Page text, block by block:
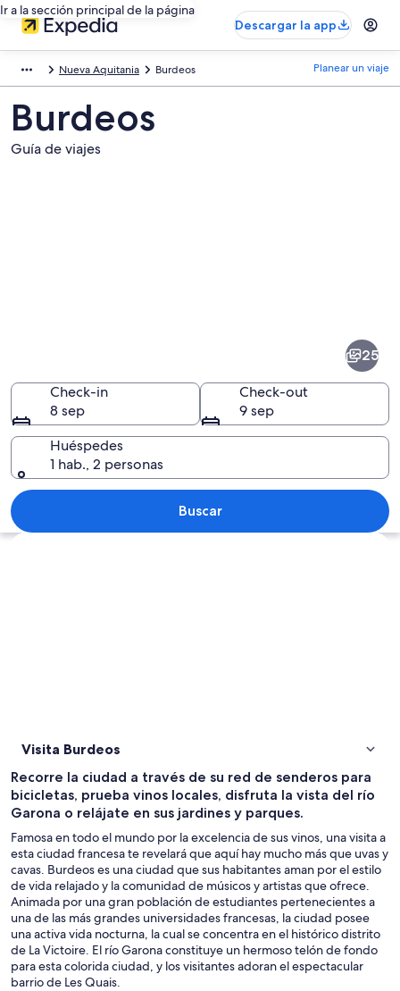
Ir a la sección principal de la página
Descargar la app
Nueva Aquitania Burdeos Planear un viaje
Burdeos
Guía de viajes
Calle europea con edificios
25
Check-in
8 sep
Check-out
9 sep
Huéspedes
1 hab., 2 personas
Buscar
Explorar mapa
Visita Burdeos
Recorre la ciudad a través de su red de senderos para
bicicletas, prueba vinos locales, disfruta la vista del río
Garona o relájate en sus jardines y parques.
Famosa en todo el mundo por la excelencia de sus vinos, una visita a
esta ciudad francesa te revelará que aquí hay mucho más que uvas y
cavas. Burdeos es una ciudad que sus habitantes aman por el estilo
de vida relajado y la comunidad de músicos y artistas que ofrece.
Animada por una gran población de estudiantes pertenecientes a
una de las más grandes universidades francesas, la ciudad posee
una activa vida nocturna, la cual se concentra en el histórico distrito
de La Victoire. El río Garona constituye un hermoso telón de fondo
para esta colorida ciudad, y los visitantes adoran el espectacular
barrio de Les Quais.